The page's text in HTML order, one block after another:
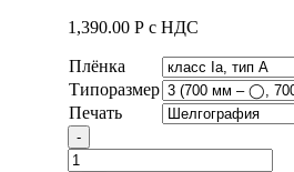
1,390.00Р с НДС
Плёнка
Типоразмер
Печать
Quantity
-